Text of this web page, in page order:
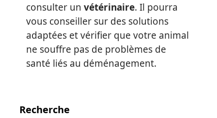
consulter un vétérinaire. Il pourra
vous conseiller sur des solutions
adaptées et vérifier que votre animal
ne souffre pas de problèmes de
santé liés au déménagement.
Recherche